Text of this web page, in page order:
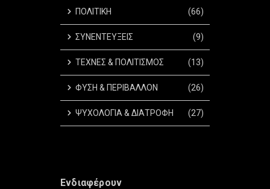
ΠΟΛΙΤΙΚΗ (66)
ΣΥΝΕΝΤΕΥΞΕΙΣ (9)
ΤΕΧΝΕΣ & ΠΟΛΙΤΙΣΜΟΣ (13)
ΦΥΣΗ & ΠΕΡΙΒΑΛΛΟΝ (26)
ΨΥΧΟΛΟΓΙΑ & ΔΙΑΤΡΟΦΗ (27)
Ενδιαφέρουν